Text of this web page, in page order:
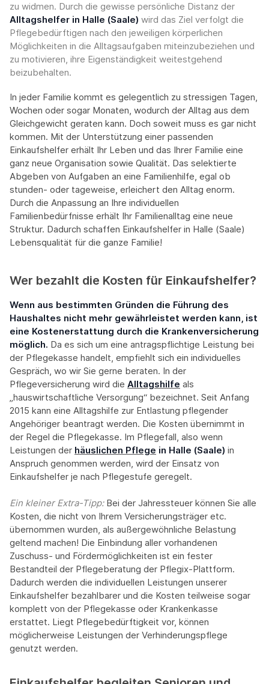
zu widmen. Durch die gewisse persönliche Distanz der
Alltagshelfer in Halle (Saale) wird das Ziel verfolgt die
Pflegebedürftigen nach den jeweiligen körperlichen
Möglichkeiten in die Alltagsaufgaben miteinzubeziehen und
zu motivieren, ihre Eigenständigkeit weitestgehend
beizubehalten.
In jeder Familie kommt es gelegentlich zu stressigen Tagen,
Wochen oder sogar Monaten, wodurch der Alltag aus dem
Gleichgewicht geraten kann. Doch soweit muss es gar nicht
kommen. Mit der Unterstützung einer passenden
Einkaufshelfer erhält Ihr Leben und das Ihrer Familie eine
ganz neue Organisation sowie Qualität. Das selektierte
Abgeben von Aufgaben an eine Familienhilfe, egal ob
stunden- oder tageweise, erleichert den Alltag enorm.
Durch die Anpassung an Ihre individuellen
Familienbedürfnisse erhält Ihr Familienalltag eine neue
Struktur. Dadurch schaffen Einkaufshelfer in Halle (Saale)
Lebensqualität für die ganze Familie!
Wer bezahlt die Kosten für Einkaufshelfer?
Wenn aus bestimmten Gründen die Führung des
Haushaltes nicht mehr gewährleistet werden kann, ist
eine Kostenerstattung durch die Krankenversicherung
möglich. Da es sich um eine antragspflichtige Leistung bei
der Pflegekasse handelt, empfiehlt sich ein individuelles
Gespräch, wo wir Sie gerne beraten. In der
Pflegeversicherung wird die Alltagshilfe als
„hauswirtschaftliche Versorgung“ bezeichnet. Seit Anfang
2015 kann eine Alltagshilfe zur Entlastung pflegender
Angehöriger beantragt werden. Die Kosten übernimmt in
der Regel die Pflegekasse. Im Pflegefall, also wenn
Leistungen der häuslichen Pflege in Halle (Saale) in
Anspruch genommen werden, wird der Einsatz von
Einkaufshelfer je nach Pflegestufe geregelt.
Ein kleiner Extra-Tipp:‍ Bei der Jahressteuer können Sie alle
Kosten, die nicht von Ihrem Versicherungsträger etc.
übernommen wurden, als außergewöhnliche Belastung
geltend machen! Die Einbindung aller vorhandenen
Zuschuss- und Fördermöglichkeiten ist ein fester
Bestandteil der Pflegeberatung der Pflegix-Plattform.
Dadurch werden die individuellen Leistungen unserer
Einkaufshelfer bezahlbarer und die Kosten teilweise sogar
komplett von der Pflegekasse oder Krankenkasse
erstattet. Liegt Pflegebedürftigkeit vor, können
möglicherweise Leistungen der Verhinderungspflege
genutzt werden.